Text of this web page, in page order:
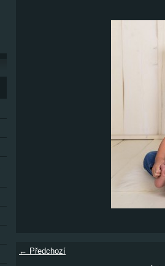
← Předchozí